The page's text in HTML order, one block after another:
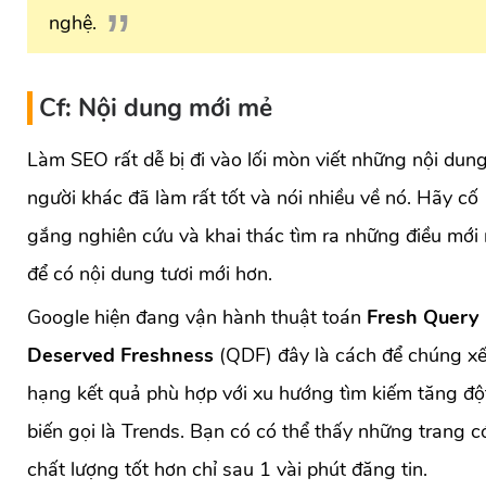
nghệ.
Cf: Nội dung mới mẻ
Làm SEO rất dễ bị đi vào lối mòn viết những nội
người khác đã làm rất tốt và nói nhiều về nó. Hãy cố
gắng nghiên cứu và khai thác tìm ra những điều mới
để có nội dung tươi mới hơn.
Google hiện đang vận hành thuật toán Fresh Query
Deserved Freshness (QDF) đây là cách để chúng
hạng kết quả phù hợp với xu hướng tìm kiếm tăng
biến gọi là Trends. Bạn có có thể thấy những trang
chất lượng tốt hơn chỉ sau 1 vài phút đăng tin.